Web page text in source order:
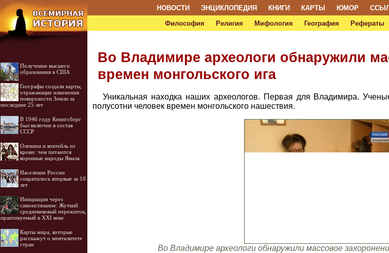
НОВОСТИ ЭНЦИКЛОПЕДИЯ КНИГИ КАРТЫ ЮМОР
Философия
Религия Мифология География Рефераты
Получение высшего
образования в США
Географы создали карты,
отражающие изменения
поверхности Земли за
последние 25 лет
В 1946 году Кенигсберг
был включен в состав
СССР
Оленина и коктейль из
крови: чем питаются
коренные народы Ямала
Население России
сократилось впервые за 10
лет
Инициация через
самоистязание: Жуткий
средневековый пережиток,
практикуемый в XXI веке
Карты мира, которые
расскажут о менталитете
стран
Во Владимире археологи обнаружили
времен монгольского ига
Уникальная находка наших археологов. Первая для Владимира.
полусотни человек времен монгольского нашествия.
Во Владимире археологи обнаружили массовое